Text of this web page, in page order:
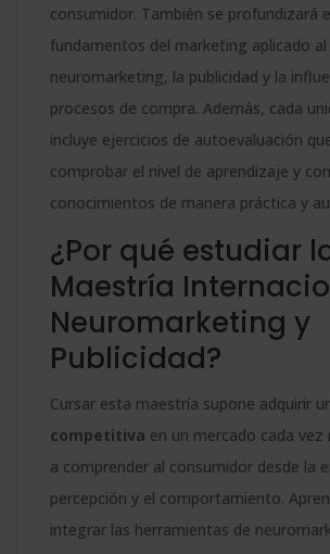
consumidor. También se profundizará
fundamentos del marketing aplicado al
neuromarketing, la publicidad y la
procesos de compra. Además, cada
incluye ejercicios de autoevaluación
comprobar el nivel de aprendizaje y
conocimientos de manera práctica y
¿Por qué estudiar
Maestría
Neuromarketing y
Publicidad?
Cursar esta maestría supone adquirir
competitiva en un mercado cada
a comprender al consumidor desde la
percepción y el comportamiento.
integrar las herramientas de